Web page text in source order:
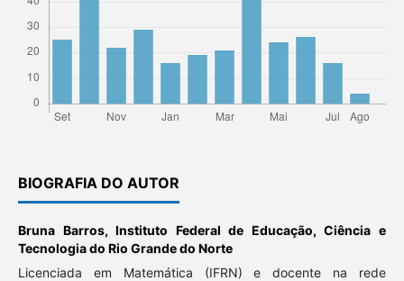
BIOGRAFIA DO AUTOR
Bruna Barros,Instituto Federal de Educação, Ciência e
Tecnologia do Rio Grande do Norte
Licenciada em Matemática (IFRN) e docente na rede